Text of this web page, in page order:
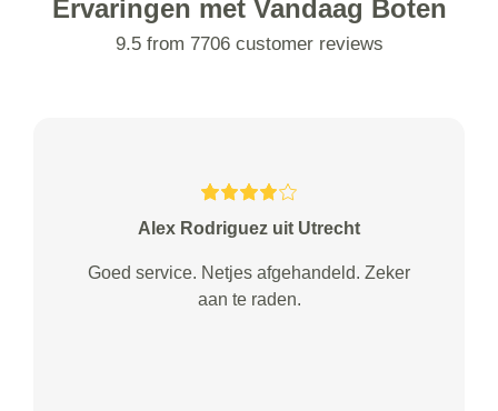
Ervaringen met Vandaag Boten
9.5 from 7706 customer reviews
Alex Rodriguez uit Utrecht
Goed service. Netjes afgehandeld. Zeker
aan te raden.